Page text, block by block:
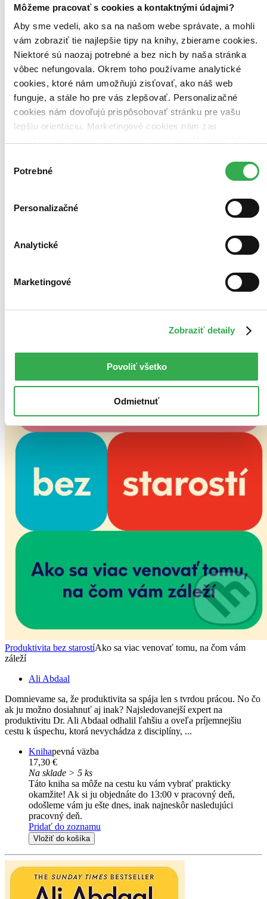
Môžeme pracovať s cookies a kontaktnými údajmi?
Aby sme vedeli, ako sa na našom webe správate, a mohli
vám zobraziť tie najlepšie tipy na knihy, zbierame cookies.
Niektoré sú naozaj potrebné a bez nich by naša stránka
vôbec nefungovala. Okrem toho používame analytické
cookies, ktoré nám umožňujú zisťovať, ako náš web
funguje, a stále ho pre vás zlepšovať. Personalizačné
cookies nám dovoľujú prispôsobovať stránku pre vašu
lepšiu orientáciu. Marketingové cookies nám zas
keby sme mohli používať všetky tieto cookies. Ďakujeme!
súhlasu
Potrebné
Personalizačné
Analytické
Marketingové
Zobraziť detaily
Povoliť všetko
Odmietnuť
Zoradiť
Bestsellery
Top hodnotené
Novinky
Najlacnejšie
Dostupné v kníhkupectve Bratislava - Cubicon (Martinus) S
Produktivita bez starostíAko sa viac venovať tomu, na čom vám
záleží
Ali Abdaal
Domnievame sa, že produktivita sa spája len s tvrdou prácou. No čo
ak ju možno dosiahnuť aj inak? Najsledovanejší expert na
produktivitu Dr. Ali Abdaal odhalil ľahšiu a oveľa príjemnejšiu
cestu k úspechu, ktorá nevychádza z disciplíny, ...
Knihapevná väzba
17,30 €
Na sklade > 5 ks
Táto kniha sa môže na cestu ku vám vybrať prakticky
okamžite! Ak si ju objednáte do 13:00 v pracovný deň,
odošleme vám ju ešte dnes, inak najneskôr nasledujúci
pracovný deň.
Pridať do zoznamu
Vložiť do košíka